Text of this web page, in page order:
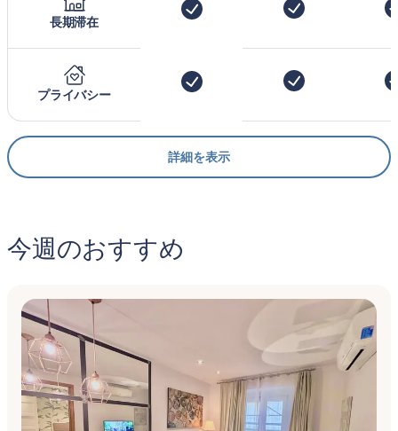
長期滞在
プライバシー
詳細を表示
今週のおすすめ